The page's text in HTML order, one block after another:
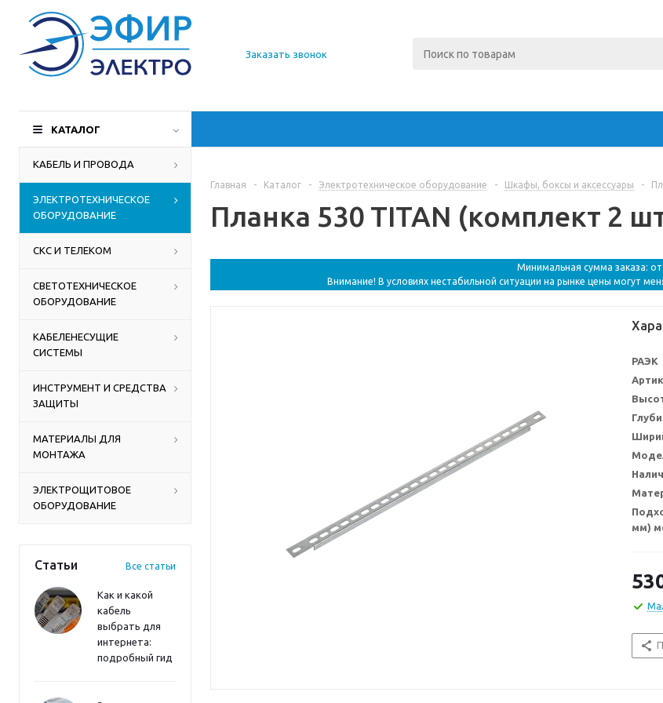
О компании
Доставка
Производители
Контакты
Заказать звонок
КАТАЛОГ
КАБЕЛЬ И ПРОВОДА
ЭЛЕКТРОТЕХНИЧЕСКОЕ
ОБОРУДОВАНИЕ
СКС И ТЕЛЕКОМ
СВЕТОТЕХНИЧЕСКОЕ
ОБОРУДОВАНИЕ
КАБЕЛЕНЕСУЩИЕ
СИСТЕМЫ
ИНСТРУМЕНТ И СРЕДСТВА
ЗАЩИТЫ
МАТЕРИАЛЫ ДЛЯ
МОНТАЖА
ЭЛЕКТРОЩИТОВОЕ
ОБОРУДОВАНИЕ
Статьи Все статьи
Как и какой
кабель
выбрать для
интернета:
подробный гид
Главная - Каталог - Электротехническое оборудование - Шкафы, боксы и аксессуары -
Планка 530 TITAN (комплект 2
Минимальная сумма заказа:
Внимание! В условиях нестабильной ситуации на рынке цены могут
РАЭК
мм)